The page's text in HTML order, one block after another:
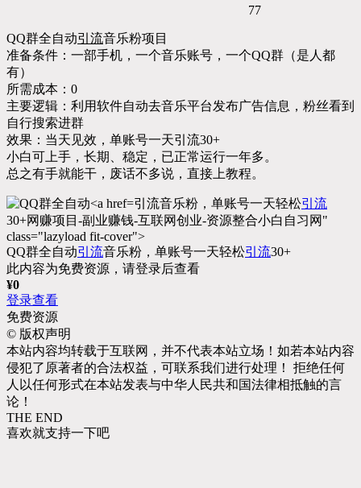
77
QQ群全自动引流音乐粉项目
准备条件：一部手机，一个音乐账号，一个QQ群（是人都
有）
所需成本：0
主要逻辑：利用软件自动去音乐平台发布广告信息，粉丝看到
自行搜索进群
效果：当天见效，单账号一天引流30+
小白可上手，长期、稳定，已正常运行一年多。
总之有手就能干，废话不多说，直接上教程。
引流音乐粉，单账号一天轻松引流
30+网赚项目-副业赚钱-互联网创业-资源整合小白自习网"
class="lazyload fit-cover">
QQ群全自动引流音乐粉，单账号一天轻松引流30+
此内容为免费资源，请登录后查看
¥0
登录查看
免费资源
© 版权声明
本站内容均转载于互联网，并不代表本站立场！如若本站内容
侵犯了原著者的合法权益，可联系我们进行处理！ 拒绝任何
人以任何形式在本站发表与中华人民共和国法律相抵触的言
论！
THE END
喜欢就支持一下吧